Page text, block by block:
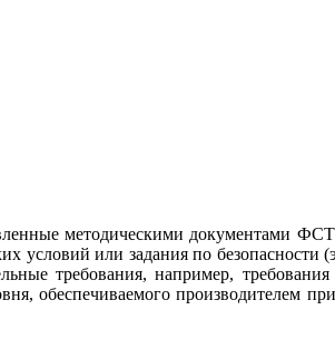
методическими документами
условий или задания по безопасности
требования, например,
обеспечиваемого производителем при